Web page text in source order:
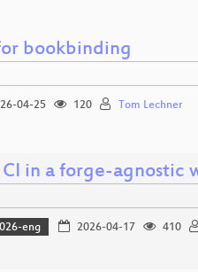
bookbinding
04-25 120 Tom Lechner
in a forge-agnostic
eng 2026-04-17 410